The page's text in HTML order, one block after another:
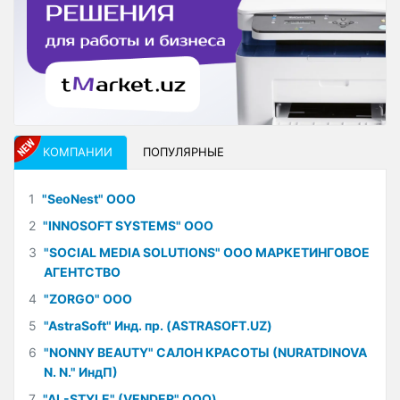
КОМПАНИИ ПОПУЛЯРНЫЕ
1 "SeoNest" ООО
2 "INNOSOFT SYSTEMS" ООО
3 "SOCIAL MEDIA SOLUTIONS" ООО МАРКЕТИНГОВОЕ
АГЕНТСТВО
4 "ZORGO" ООО
5 "AstraSoft" Инд. пр. (ASTRASOFT.UZ)
6 "NONNY BEAUTY" САЛОН КРАСОТЫ (NURATDINOVA
N. N." ИндП)